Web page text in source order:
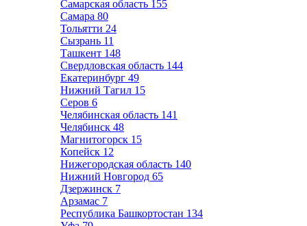
Самарская область 155
Самара 80
Тольятти 24
Сызрань 11
Ташкент 148
Свердловская область 144
Екатеринбург 49
Нижний Тагил 15
Серов 6
Челябинская область 141
Челябинск 48
Магнитогорск 15
Копейск 12
Нижегородская область 140
Нижний Новгород 65
Дзержинск 7
Арзамас 7
Республика Башкортостан 134